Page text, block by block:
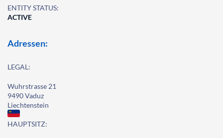
ENTITY STATUS:
ACTIVE
Adressen:
LEGAL:
Wuhrstrasse 21
9490 Vaduz
Liechtenstein
HAUPTSITZ: